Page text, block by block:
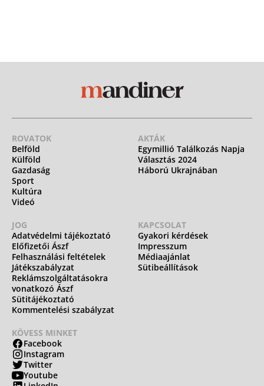
ROVATOK
Belföld
Külföld
Gazdaság
Sport
Kultúra
Videó
AKTÁK
Egymillió Találkozás Napja
Választás 2024
Háború Ukrajnában
JOG
Adatvédelmi tájékoztató
Előfizetői Ászf
Felhasználási feltételek
Játékszabályzat
Reklámszolgáltatásokra
vonatkozó Ászf
Sütitájékoztató
Kommentelési szabályzat
KAPCSOLAT
Gyakori kérdések
Impresszum
Médiaajánlat
Sütibeállítások
KÖVESS MINKET
Facebook
Instagram
Twitter
Youtube